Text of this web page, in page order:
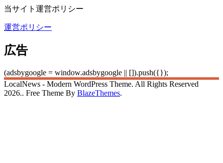
当サイト運営ポリシー
運営ポリシー
広告
(adsbygoogle = window.adsbygoogle || []).push({});
LocalNews - Modern WordPress Theme. All Rights Reserved
2026.. Free Theme By BlazeThemes.